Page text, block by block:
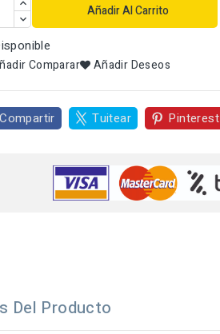
Añadir Al Carrito
Comparar Añadir Deseos
Compartir Tuitear Pinterest
Del Producto